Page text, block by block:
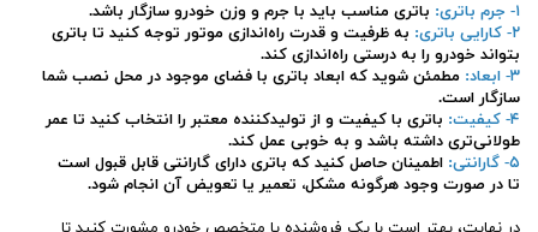
۱- جرم باتری:
باتری مناسب باید با جرم و وزن خودرو سازگار باشد.
۲- کارایی باتری:
به ظرفیت و قدرت راه‌اندازی موتور توجه کنید تا باتری
بتواند خودرو را به درستی راه‌اندازی کند.
۳- ابعاد:
مطمئن شوید که ابعاد باتری با فضای موجود در محل نصب شما
سازگار است.
۴- کیفیت:
باتری با کیفیت و از تولیدکننده معتبر را انتخاب کنید تا عمر
طولانی‌تری داشته باشد و به خوبی عمل کند.
۵- گارانتی:
اطمینان حاصل کنید که باتری دارای گارانتی قابل قبول است
تا در صورت وجود هرگونه مشکل، تعمیر یا تعویض آن انجام شود.